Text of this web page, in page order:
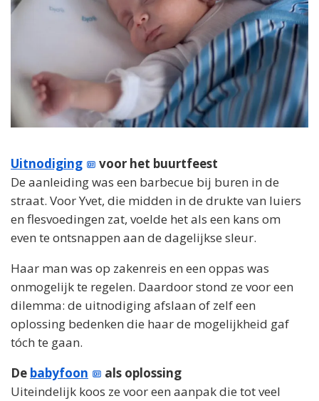
Uitnodiging
voor het buurtfeest
De aanleiding was een barbecue bij buren in de
straat. Voor Yvet, die midden in de drukte van luiers
en flesvoedingen zat, voelde het als een kans om
even te ontsnappen aan de dagelijkse sleur.
Haar man was op zakenreis en een oppas was
onmogelijk te regelen. Daardoor stond ze voor een
dilemma: de uitnodiging afslaan of zelf een
oplossing bedenken die haar de mogelijkheid gaf
tóch te gaan.
De babyfoon
als oplossing
Uiteindelijk koos ze voor een aanpak die tot veel